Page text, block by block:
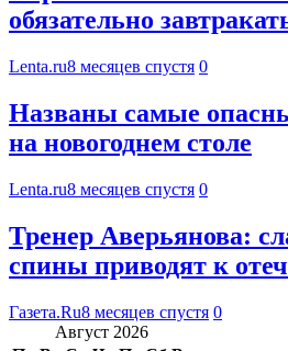
обязательно
Lenta.ru8 месяцев спустя 0
Названы самые
на новогоднем столе
Lenta.ru8 месяцев спустя 0
Тренер Аверьянова:
спины приводят к
Газета.Ru8 месяцев спустя 0
Август 2026